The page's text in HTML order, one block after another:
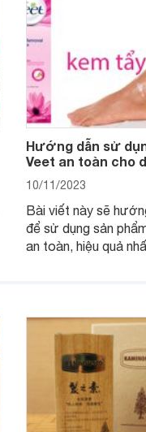
Hướng dẫn sử
Veet an toàn cho
10/11/2023
Bài viết này sẽ
để sử dụng sản
an toàn, hiệu quả